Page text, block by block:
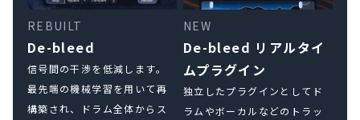
REBUILT
De-bleed
信号間の干渉を低減します。
最先端の機械学習を用いて再
構築され、ドラム全体からス
NEW
De-bleed リアルタイ
ムプラグイン
独立したプラグインとしてド
ラムやボーカルなどのトラッ